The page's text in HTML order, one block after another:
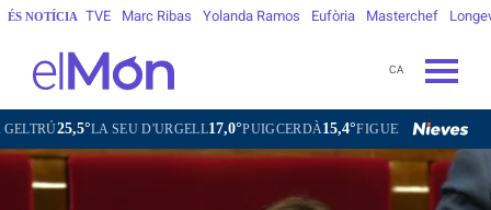
ÉS NOTÍCIA TVE Marc Ribas Yolanda Ramos Eufòria Masterchef
CA
LA SEU D'URGELL17,0°PUIGCERDÀ15,4°FIGUERES27,3°GANDESA